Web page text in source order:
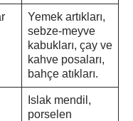
Yemek artıkları,
sebze-meyve
kabukları, çay ve
kahve posaları,
bahçe atıkları.
Islak mendil,
porselen